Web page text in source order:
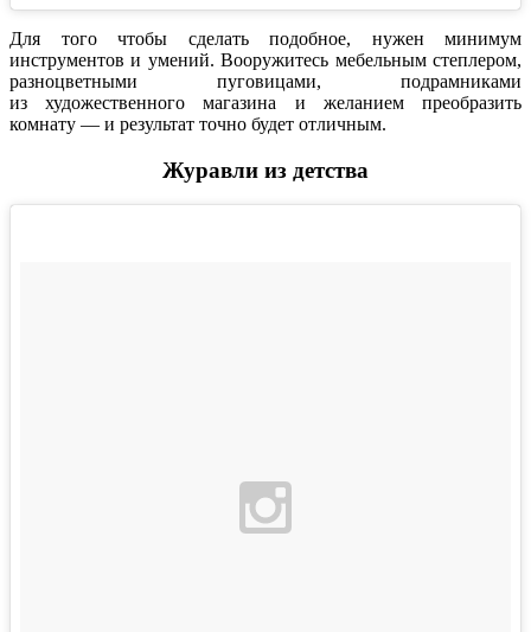
Для того чтобы сделать подобное, нужен минимум
инструментов и умений. Вооружитесь мебельным степлером,
разноцветными пуговицами, подрамниками
из художественного магазина и желанием преобразить
комнату — и результат точно будет отличным.
Журавли из детства